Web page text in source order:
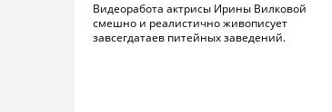
Видеоработа актрисы Ирины Вилковой
смешно и реалистично живописует
завсегдатаев питейных заведений.